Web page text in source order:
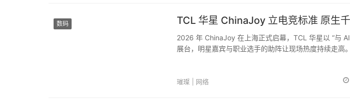
数码 TCL 华星 ChinaJoy 立电竞标准 原生
2026 年 ChinaJoy 在上海正式启幕，TCL 华星以 “与
展台，明星嘉宾与职业选手的助阵让现场热度持续走高
璀璨 | 网络